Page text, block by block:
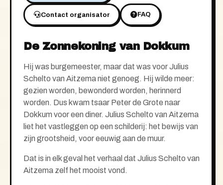
Contact organisator FAQ
De Zonnekoning van Dokkum
Hij was burgemeester, maar dat was voor Julius
Schelto van Aitzema niet genoeg. Hij wilde meer:
gezien worden, bewonderd worden, herinnerd
worden. Dus kwam tsaar Peter de Grote naar
Dokkum voor een diner. Julius Schelto van Aitzema
liet het vastleggen op een schilderij: het bewijs van
zijn grootsheid, voor eeuwig aan de muur.
Dat is in elk geval het verhaal dat Julius Schelto van
Aitzema zelf het mooist vond.